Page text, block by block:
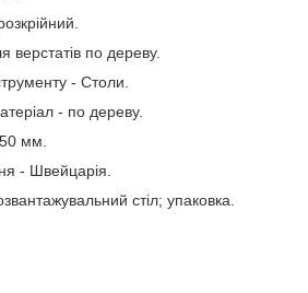
верстатів по дереву.
- Столи.
- по дереву.
мм.
- Швейцарія.
стіл; упаковка.